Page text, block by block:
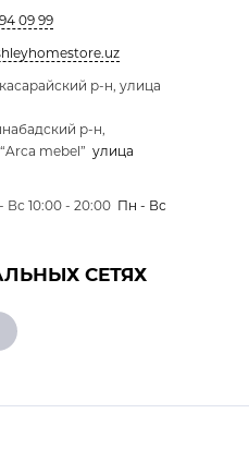
09 99
р-н, улица
р-н,
mebel” улица
10:00 - 20:00 Пн - Вс
СЕТЯХ